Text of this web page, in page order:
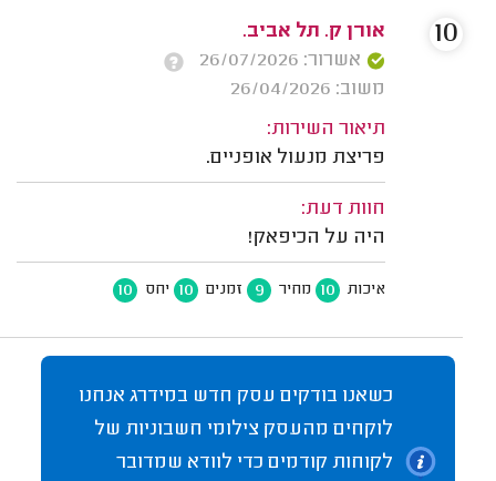
אורן ק. תל אביב.
אשרור: 26/07/2026
משוב: 26/04/2026
תיאור השירות:
פריצת מנעול אופניים.
חוות דעת:
היה על הכיפאק!
איכות 10 מחיר 9 זמנים 10 יחס 10
10
כשאנו בודקים עסק חדש במידרג אנחנו
לוקחים מהעסק צילומי חשבוניות של
לקוחות קודמים כדי לוודא שמדובר